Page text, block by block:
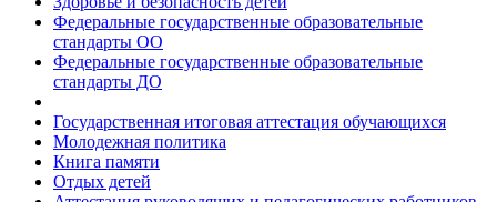
Федеральные государственные образовательные
стандарты ОО
Федеральные государственные образовательные
стандарты ДО
Государственная итоговая аттестация обучающихся
Молодежная политика
Книга памяти
Отдых детей